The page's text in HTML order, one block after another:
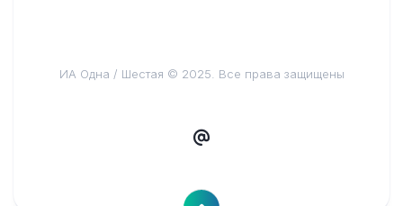
ИА Одна / Шестая © 2025. Все права защищены